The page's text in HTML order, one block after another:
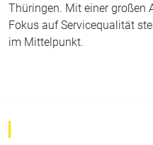
Thüringen. Mit einer großen
Fokus auf Servicequalität
im Mittelpunkt.